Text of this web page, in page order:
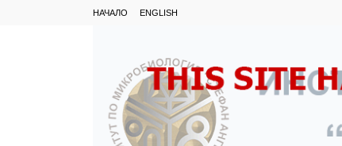
НАЧАЛО ENGLISH